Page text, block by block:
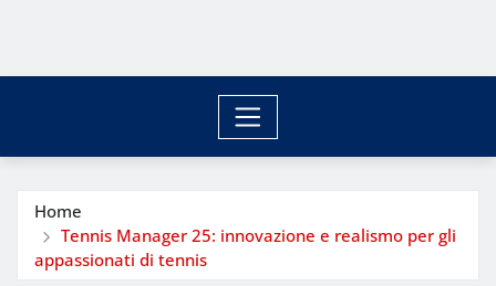
Home
Tennis Manager 25: innovazione e realismo per gli
appassionati di tennis